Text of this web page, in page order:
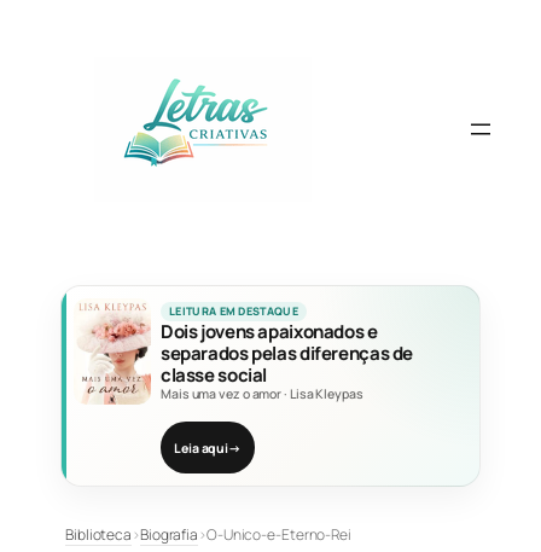
LEITURA EM DESTAQUE
Dois jovens apaixonados e
separados pelas diferenças de
classe social
Mais uma vez o amor· Lisa Kleypas
Leia aqui→
Biblioteca›Biografia›O-Unico-e-Eterno-Rei